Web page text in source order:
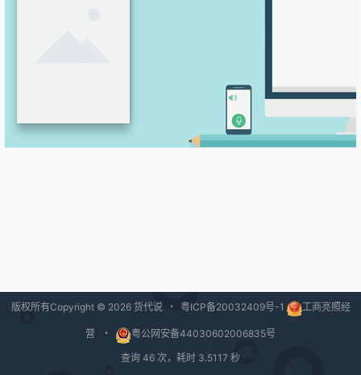
版权所有Copyright © 2026货代说 ・ 粤ICP备20032409号-1 工商亮照经
营 ・
粤公网安备44030602006835号
查询 46 次，耗时 3.5117 秒